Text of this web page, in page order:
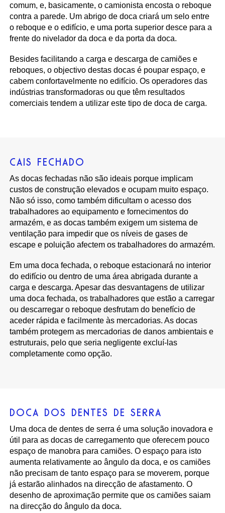
comum, e, basicamente, o camionista encosta o reboque
contra a parede. Um abrigo de doca criará um selo entre
o reboque e o edifício, e uma porta superior desce para a
frente do nivelador da doca e da porta da doca.
Besides facilitando a carga e descarga de camiões e
reboques, o objectivo destas docas é poupar espaço, e
cabem confortavelmente no edifício. Os operadores das
indústrias transformadoras ou que têm resultados
comerciais tendem a utilizar este tipo de doca de carga.
CAIS FECHADO
As docas fechadas não são ideais porque implicam
custos de construção elevados e ocupam muito espaço.
Não só isso, como também dificultam o acesso dos
trabalhadores ao equipamento e fornecimentos do
armazém, e as docas também exigem um sistema de
ventilação para impedir que os níveis de gases de
escape e poluição afectem os trabalhadores do armazém.
Em uma doca fechada, o reboque estacionará no interior
do edifício ou dentro de uma área abrigada durante a
carga e descarga. Apesar das desvantagens de utilizar
uma doca fechada, os trabalhadores que estão a carregar
ou descarregar o reboque desfrutam do benefício de
aceder rápida e facilmente às mercadorias. As docas
também protegem as mercadorias de danos ambientais e
estruturais, pelo que seria negligente excluí-las
completamente como opção.
DOCA DOS DENTES DE SERRA
Uma doca de dentes de serra é uma solução inovadora e
útil para as docas de carregamento que oferecem pouco
espaço de manobra para camiões. O espaço para isto
aumenta relativamente ao ângulo da doca, e os camiões
não precisam de tanto espaço para se moverem, porque
já estarão alinhados na direcção de afastamento. O
desenho de aproximação permite que os camiões saiam
na direcção do ângulo da doca.